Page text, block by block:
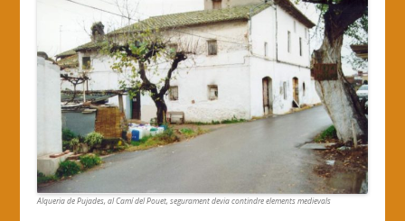
Alqueria de Pujades, al Camí del Pouet, segurament devia contindre elements medievals